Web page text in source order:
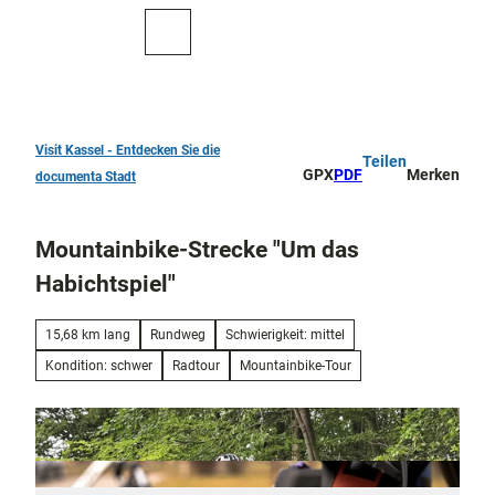
Sehenswürdigkeiten
Kunst
und
Them
en
Musik,
rte
und
Festiv
als
Kur in Bad
Wilhelmshöhe
Aktiv
draußen
Überblick
Parks
und
Entdeckertouren
Visit Kassel - Entdecken Sie die
documenta Stadt
GPXPDF
Teilen
Merken
Mountainbike-Strecke "Um das
Habichtspiel"
15,68 km lang Rundweg
Schwierigkeit: mittel
Kondition: schwer
Radtour Mountainbike-Tour